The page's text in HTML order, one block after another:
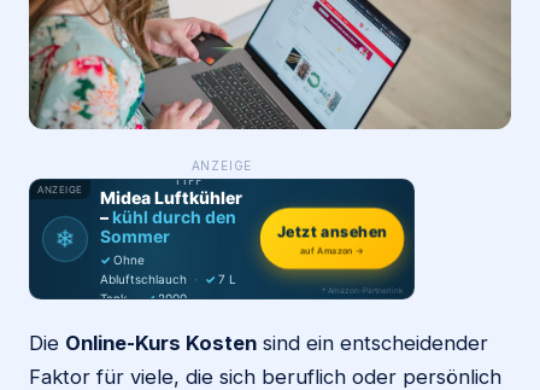
Login
ANZEIGE
ANZEIGE
❄
PRODUKT-
TIPP
Midea Luftkühler
–kühl durch den
Sommer
✓ Ohne
Abluftschlauch · ✓ 7 L
Tank · ✓2000
Jetzt ansehen
auf Amazon →
* Amazon-Partnerlink
Die Online-Kurs Kosten sind ein entscheidender
Faktor für viele, die sich beruflich oder persönlich